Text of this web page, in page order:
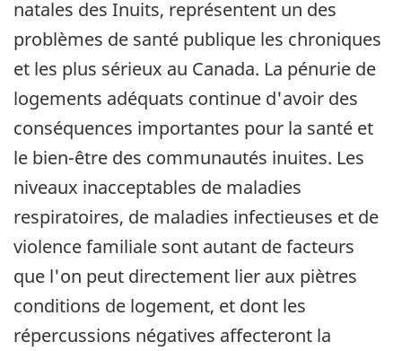
natales des Inuits, représentent un des
problèmes de santé publique les chroniques
et les plus sérieux au Canada. La pénurie de
logements adéquats continue d'avoir des
conséquences importantes pour la santé et
le bien-être des communautés inuites. Les
niveaux inacceptables de maladies
respiratoires, de maladies infectieuses et de
violence familiale sont autant de facteurs
que l'on peut directement lier aux piètres
conditions de logement, et dont les
répercussions négatives affecteront la